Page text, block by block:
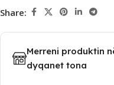
Share:
Merreni produktin
dyqanet tona